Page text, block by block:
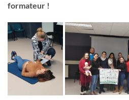
formateur !